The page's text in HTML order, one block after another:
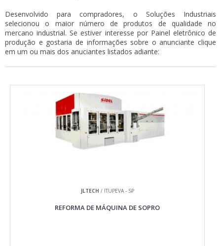
Desenvolvido para compradores, o Soluções Industriais
selecionou o maior número de produtos de qualidade no
mercano industrial. Se estiver interesse por Painel eletrônico de
produção e gostaria de informações sobre o anunciante clique
em um ou mais dos anuciantes listados adiante:
JLTECH / ITUPEVA - SP
REFORMA DE MÁQUINA DE SOPRO